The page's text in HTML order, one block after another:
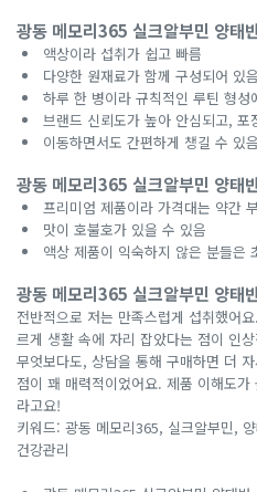
광동 메모리365 실크알부민 양태
액상이라 섭취가 쉽고 빠름
다양한 원재료가 함께 구성되어 있음
하루 한 병이라 규칙적인 루틴 형성
브랜드 신뢰도가 높아 안심되고, 포
이동하면서도 간편하게 챙길 수 있음
광동 메모리365 실크알부민 양태
프리미엄 제품이라 가격대는 약간
맛이 호불호가 있을 수 있음
액상 제품이 익숙하지 않은 분들은
광동 메모리365 실크알부민 양태
전반적으로 저는 만족스럽게 섭취했어
르게 생활 속에 자리 잡았다는 점이 인
무엇보다도, 상담을 통해 구매하면 더
점이 꽤 매력적이었어요. 제품 이해도
라고요!
키워드: 광동 메모리365, 실크알부민,
건강관리